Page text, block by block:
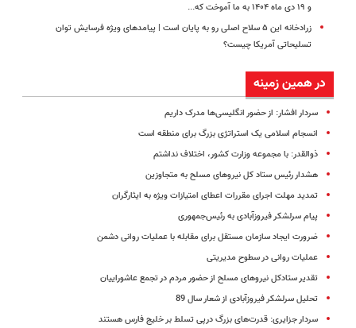
و ۱۹ دی ماه ۱۴۰۴ به ما آموخت که...
زرادخانه این ۵ سلاح اصلی رو به پایان است | پیامدهای ویژه فرسایش توان
تسلیحاتی آمریکا چیست؟
در همین زمینه
سردار افشار: ‌از حضور انگلیسی‌ها مدرک داریم
انسجام اسلامی یک استراتژی بزرگ برای منطقه است
ذوالقدر: با مجموعه وزارت کشور، اختلاف نداشتم
هشدار رئیس ستاد کل نیروهای مسلح به متجاوزین
تمدید مهلت اجرای مقررات اعطای امتیازات ویژه به ایثارگران
پیام سرلشکر فیروزآبادی به رئیس‌جمهوری‌
ضرورت ایجاد سازمان مستقل برای مقابله با عملیات روانی دشمن
عملیات روانی در سطوح مدیریتی
تقدیر ستادکل نیروهای مسلح از حضور مردم در تجمع عاشوراییان
تحلیل سرلشکر فیروزآبادی از شعار سال 89
سردار جزایری: قدرت‌های بزرگ درپی تسلط بر خلیج فارس هستند